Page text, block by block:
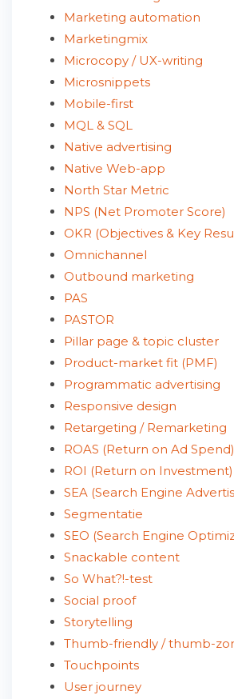
Marketing automation
Marketingmix
Microcopy / UX-writing
Microsnippets
Mobile-first
MQL & SQL
Native advertising
Native Web-app
North Star Metric
NPS (Net Promoter Score)
OKR (Objectives & Key
Omnichannel
Outbound marketing
PAS
PASTOR
Pillar page & topic cluster
Product-market fit (PMF)
Programmatic advertising
Responsive design
Retargeting / Remarketing
ROAS (Return on Ad Spend)
ROI (Return on Investment)
SEA (Search Engine
Segmentatie
SEO (Search Engine
Snackable content
So What?!-test
Social proof
Storytelling
Thumb-friendly / thumb-
Touchpoints
User journey